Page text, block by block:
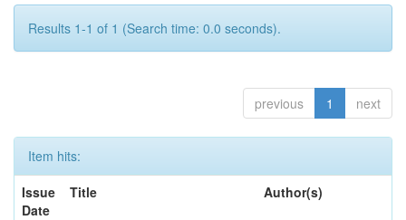
Results 1-1 of 1 (Search time: 0.0 seconds).
previous 1 next
Item hits:
Issue
Date
Title Author(s)